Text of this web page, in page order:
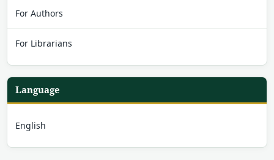
For Authors
For Librarians
Language
English